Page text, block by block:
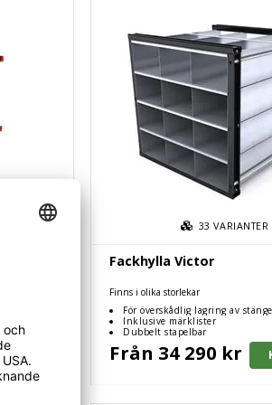
uppfyller
och
33VARIANTER
Fackhylla Victor
Finns i olika storlekar
För överskådlig lagring av
skivmaterial
Inklusive märklister
Dubbelt stapelbar
Från 34 290 kr